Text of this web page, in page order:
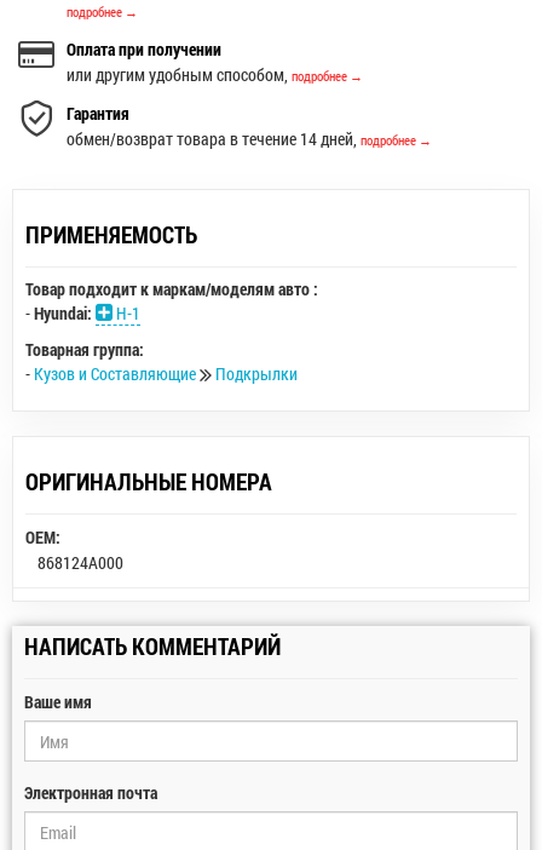
подробнее →
Оплата при получении
или другим удобным способом, подробнее →
Гарантия
обмен/возврат товара в течение 14 дней, подробнее →
ПРИМЕНЯЕМОСТЬ
Товар подходит к маркам/моделям авто :
-Hyundai:
H-1
Товарная группа:
- Кузов и Составляющие Подкрылки
ОРИГИНАЛЬНЫЕ НОМЕРА
OEM:
868124A000
НАПИСАТЬ КОММЕНТАРИЙ
Ваше имя
Электронная почта